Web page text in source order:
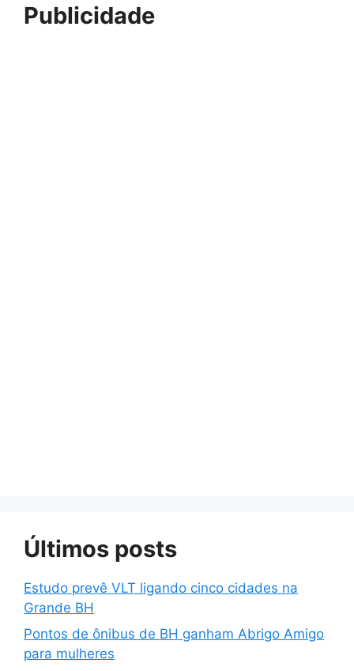
Publicidade
Últimos posts
Estudo prevê VLT ligando cinco cidades na
Grande BH
Pontos de ônibus de BH ganham Abrigo Amigo
para mulheres